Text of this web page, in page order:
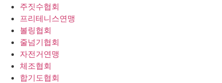
주짓수협회
프리테니스연맹
볼링협회
줄넘기협회
자전거연맹
체조협회
합기도협회